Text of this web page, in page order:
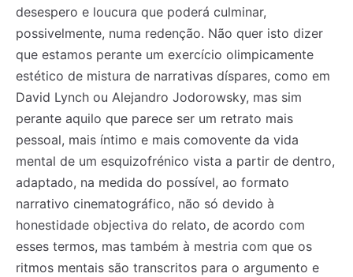
desespero e loucura que poderá culminar,
possivelmente, numa redenção. Não quer isto dizer
que estamos perante um exercício olimpicamente
estético de mistura de narrativas díspares, como em
David Lynch ou Alejandro Jodorowsky, mas sim
perante aquilo que parece ser um retrato mais
pessoal, mais íntimo e mais comovente da vida
mental de um esquizofrénico vista a partir de dentro,
adaptado, na medida do possível, ao formato
narrativo cinematográfico, não só devido à
honestidade objectiva do relato, de acordo com
esses termos, mas também à mestria com que os
ritmos mentais são transcritos para o argumento e